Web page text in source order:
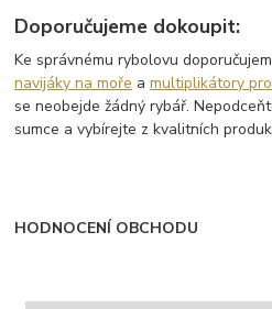
Doporučujeme dokoupit:
Ke správnému rybolovu
navijáky na moře amultiplikátory
se neobejde žádný rybář.
sumce a vybírejte z kvalitních
HODNOCENÍ OBCHODU